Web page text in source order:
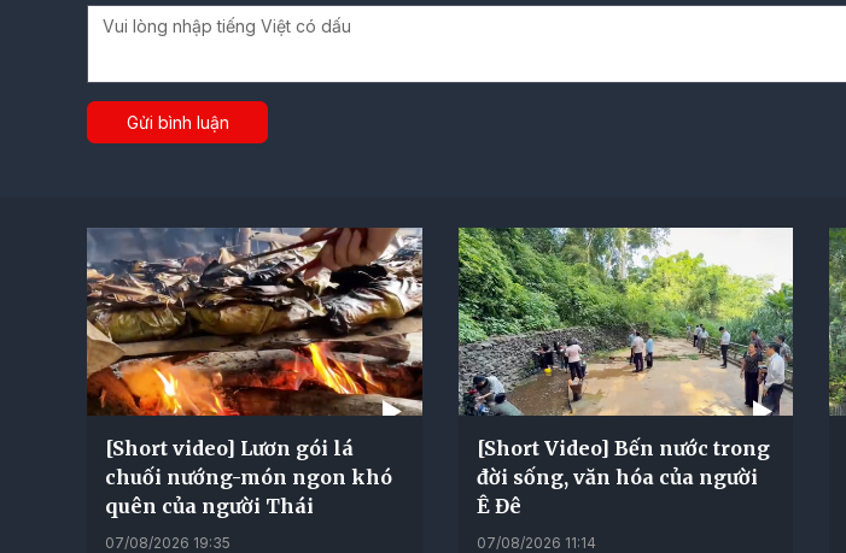
Gửi bình luận
[Short video] Lươn gói lá
chuối nướng-món ngon khó
quên của người Thái
07/08/2026 19:35
[Short Video] Bến nước trong
đời sống, văn hóa của người
Ê Đê
07/08/2026 11:14